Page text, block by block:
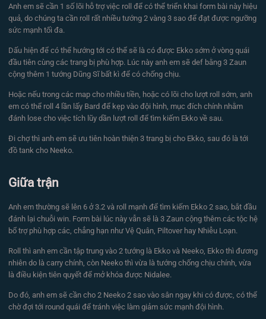
Anh em sẽ cần 1 số lõi hỗ trợ việc roll để có thể triển khai form bài này hiệu
quả, do chúng ta cần roll rất nhiều tướng 2 vàng 3 sao để đạt được ngưỡng
sức mạnh tối đa.
Dấu hiện để có thể hướng tới có thể sẽ là có được Ekko sớm ở vòng quái
đầu tiên cùng các trang bị phù hợp. Lúc này anh em sẽ def bằng 3 Zaun
cộng thêm 1 tướng Dũng Sĩ bất kì để có chống chịu.
Hoặc nếu trong các map cho nhiều tiền, hoặc có lõi cho lượt roll sớm, anh
em có thể roll 4 lần lấy Bard để kẹp vào đội hình, mục đích chính nhằm
đánh lose cho việc tích lũy dần lượt roll để tìm kiếm Ekko về sau.
Đi chợ thì anh em sẽ ưu tiên hoàn thiện 3 trang bị cho Ekko, sau đó là tới
đồ tank cho Neeko.
Giữa trận
Anh em thường sẽ lên 6 ở 3.2 và roll mạnh để tìm kiếm Ekko 2 sao, bắt đầu
đánh lại chuỗi win. Form bài lúc này vẫn sẽ là 3 Zaun cộng thêm các tộc hệ
bổ trợ phù hợp các, chẳng hạn như Vệ Quân, Piltover hay Nhiễu Loạn.
Roll thì anh em cần tập trung vào 2 tướng là Ekko và Neeko, Ekko thì đương
nhiên do là carry chính, còn Neeko thì vừa là tướng chống chịu chính, vừa
là điều kiện tiên quyết để mở khóa được Nidalee.
Do đó, anh em sẽ cần cho 2 Neeko 2 sao vào sân ngay khi có được, có thể
chờ đợi tới round quái để tránh việc làm giảm sức mạnh đội hình.